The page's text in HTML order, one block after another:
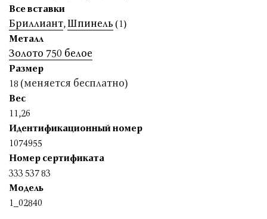
Все вставки
Бриллиант,Шпинель (1)
Металл
Золото 750 белое
Размер
18 (меняется бесплатно)
Вес
11,26
Идентификационный номер
1074955
Номер сертификата
333 537 83
Модель
1_02840